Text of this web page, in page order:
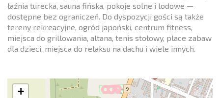
łaźnia turecka, sauna fińska, pokoje solne i lodowe —
dostępne bez ograniczeń. Do dyspozycji gości są także
tereny rekreacyjne, ogród japoński, centrum fitness,
miejsca do grillowania, altana, tenis stołowy, place zabaw
dla dzieci, miejsca do relaksu na dachu i wiele innych.
+